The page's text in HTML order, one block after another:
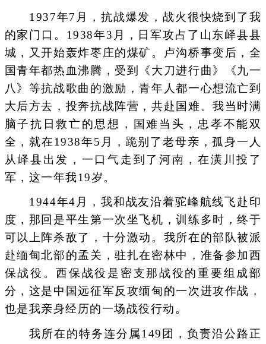
1937年7月，抗战爆发，战火很快烧到了我
的家门口。1938年3月，日军攻占了山东峄县县
城，又开始轰炸枣庄的煤矿。卢沟桥事变后，全
国青年都热血沸腾，受到《大刀进行曲》《九一
八》等抗战歌曲的激励，青年人都一心想流亡到
大后方去，投奔抗战阵营，共赴国难。我当时满
脑子抗日救亡的思想，国难当头，忠孝不能双
全，就在1938年5月，跪别了老母亲，孤身一人
从峄县出发，一口气走到了河南，在潢川投了
军，这一年我19岁。
1944年4月，我和战友沿着驼峰航线飞赴印
度，那回是平生第一次坐飞机，训练多时，终于
可以上阵杀敌了，十分激动。我所在的部队被派
赴缅甸北部的孟关，驻扎在密林中，准备参加西
保战役。西保战役是密支那战役的重要组成部
分，这是中国远征军反攻缅甸的一次进攻作战，
也是我亲身经历的一场战役行动。
我所在的特务连分属149团，负责沿公路正